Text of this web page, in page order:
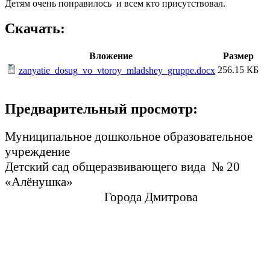
Детям очень понравилось и всем кто присутствовал.
Скачать:
Вложение
Размер
zanyatie_dosug_vo_vtoroy_mladshey_gruppe.docx 256.15 КБ
Предварительный просмотр:
Муниципальное дошкольное образовательное
учреждение
Детский сад общеразвивающего вида № 20
«Алёнушка»
Города Дмитрова